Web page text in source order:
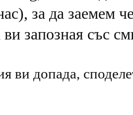
за да заемем
ви запозная със
ви допада,